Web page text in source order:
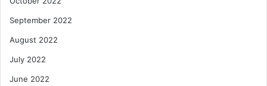
September 2022
August 2022
July 2022
June 2022